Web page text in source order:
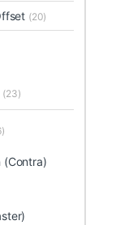
(20)
(23)
(Contra)